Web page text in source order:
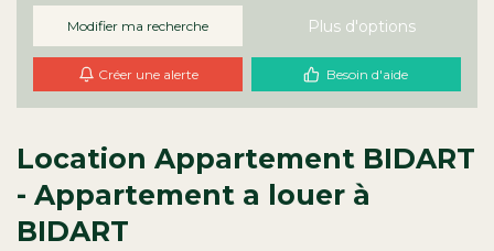
Louer
Estimer
Biens vendus
Notre Agence
Modifier ma recherche Plus d'options
Créer une alerte Besoin d'aide
Location Appartement BIDART
- Appartement a louer à
BIDART